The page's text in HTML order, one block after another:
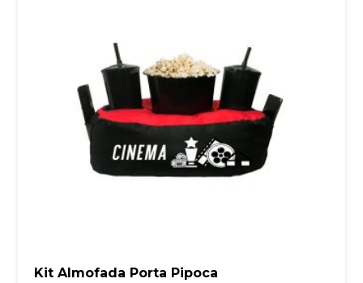
Kit Almofada Porta Pipoca